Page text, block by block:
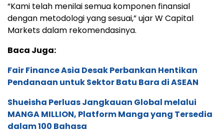
“Kami telah menilai semua komponen finansial
dengan metodologi yang sesuai,” ujar W Capital
Markets dalam rekomendasinya.
Baca Juga:
Fair Finance Asia Desak Perbankan Hentikan
Pendanaan untuk Sektor Batu Bara di ASEAN
Shueisha Perluas Jangkauan Global melalui
MANGA MILLION, Platform Manga yang Tersedia
dalam 100 Bahasa